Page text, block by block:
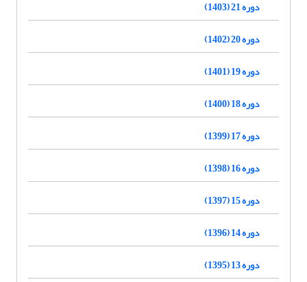
دوره 21 (1403)
دوره 20 (1402)
دوره 19 (1401)
دوره 18 (1400)
دوره 17 (1399)
دوره 16 (1398)
دوره 15 (1397)
دوره 14 (1396)
دوره 13 (1395)